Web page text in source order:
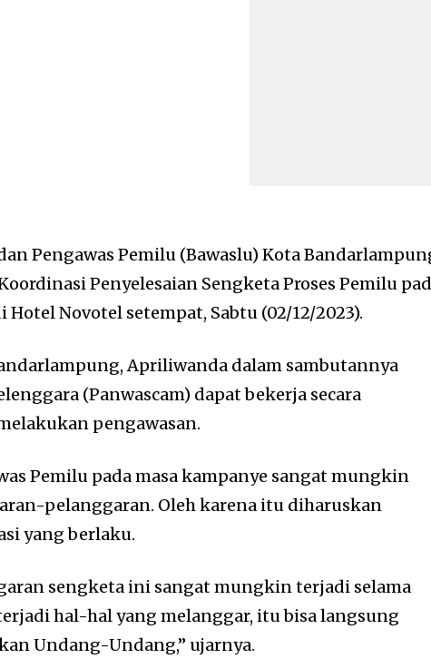
Pengawas Pemilu (Bawaslu) Kota
Penyelesaian Sengketa Proses Pemilu
Hotel Novotel setempat, Sabtu (02/12/2023).
Apriliwanda dalam sambutannya
(Panwascam) dapat bekerja secara
pengawasan.
Pemilu pada masa kampanye sangat mungkin
pelanggaran. Oleh karena itu diharuskan
yang berlaku.
sengketa ini sangat mungkin terjadi selama
hal-hal yang melanggar, itu bisa langsung
Undang-Undang,” ujarnya.